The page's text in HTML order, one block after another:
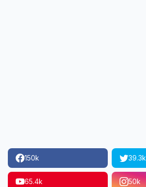
150k 39.3k
65.4k 50k